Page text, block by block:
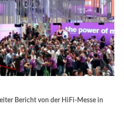
Bericht von der HiFi-Messe in